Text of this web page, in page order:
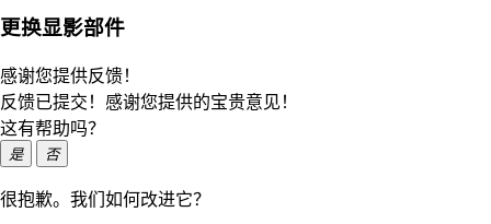
更换显影部件
感谢您提供反馈！
反馈已提交！感谢您提供的宝贵意见！
这有帮助吗？
是 否
很抱歉。我们如何改进它？